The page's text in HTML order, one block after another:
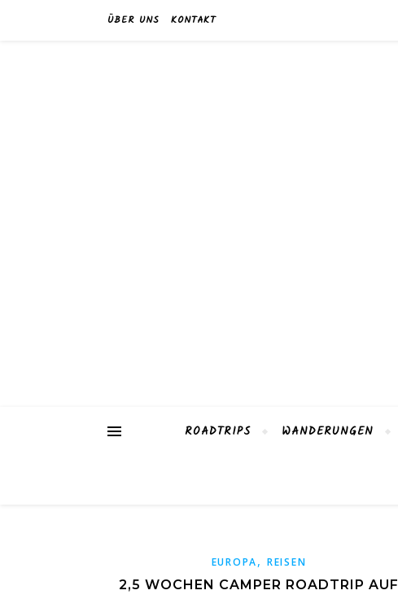
ÜBER UNS KONTAKT
ROADTRIPS WANDERUNGEN
EUROPA, REISEN
2,5 WOCHEN CAMPER ROADTRIP AUF